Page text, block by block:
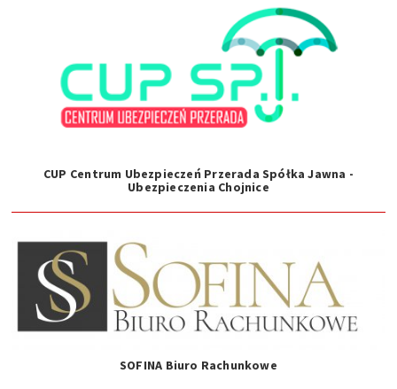
CUP Centrum Ubezpieczeń Przerada Spółka Jawna -
Ubezpieczenia Chojnice
SOFINA Biuro Rachunkowe